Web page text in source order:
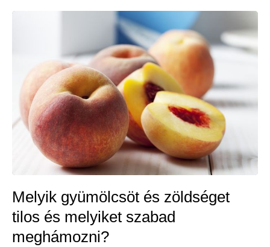
csak
Melyik gyümölcsöt és zöldséget
tilos és melyiket szabad
meghámozni?